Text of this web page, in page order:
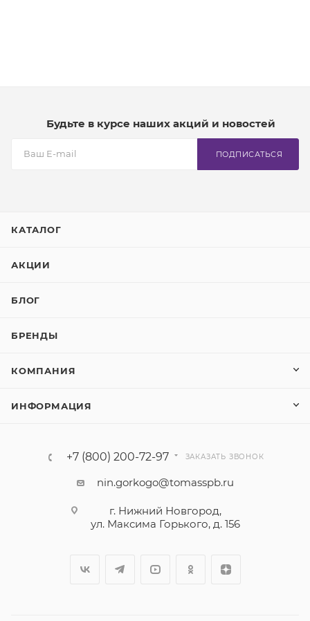
Будьте в курсе наших акций и новостей
ПОДПИСАТЬСЯ
КАТАЛОГ
АКЦИИ
БЛОГ
БРЕНДЫ
КОМПАНИЯ
ИНФОРМАЦИЯ
+7 (800) 200-72-97 ЗАКАЗАТЬ ЗВОНОК
nin.gorkogo@tomasspb.ru
г. Нижний Новгород,
ул. Максима Горького, д. 156